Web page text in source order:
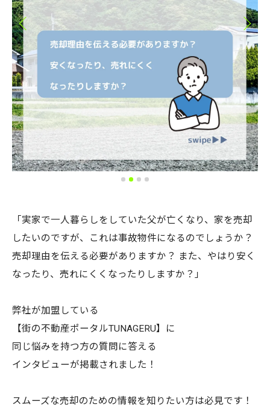
「実家で一人暮らしをしていた父が亡くなり、家を売却
したいのですが、これは事故物件になるのでしょうか？
売却理由を伝える必要がありますか？ また、やはり安く
なったり、売れにくくなったりしますか？」
弊社が加盟している
【街の不動産ポータルTUNAGERU】に
同じ悩みを持つ方の質問に答える
インタビューが掲載されました！
スムーズな売却のための情報を知りたい方は必見です！